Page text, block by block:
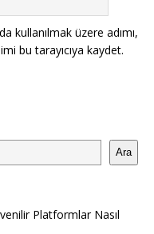
kullanılmak üzere adımı,
bu tarayıcıya kaydet.
Ara
Platformlar Nasıl